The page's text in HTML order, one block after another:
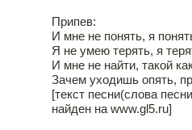
Припев:
И мне не понять, я
Я не умею терять, я
И мне не найти, такой
Зачем уходишь опять,
[текст песни(слова
найден на www.gl5.ru]